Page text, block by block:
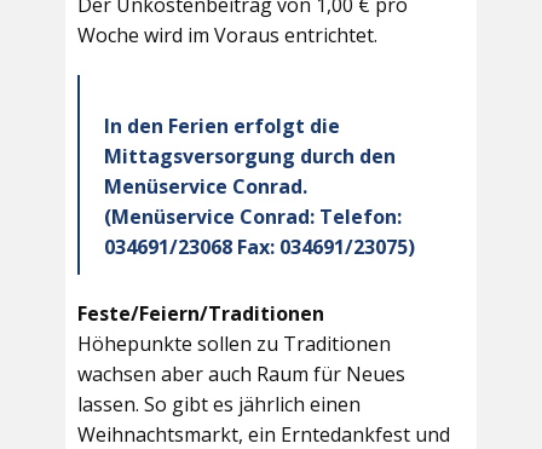
Woche wird im Voraus entrichtet.
In den Ferien erfolgt die
Mittagsversorgung durch den
Menüservice Conrad.
(Menüservice Conrad: Telefon:
034691/23068 Fax: 034691/23075)
Feste/Feiern/Traditionen
Höhepunkte sollen zu Traditionen
wachsen aber auch Raum für Neues
lassen. So gibt es jährlich einen
Weihnachtsmarkt, ein Erntedankfest und